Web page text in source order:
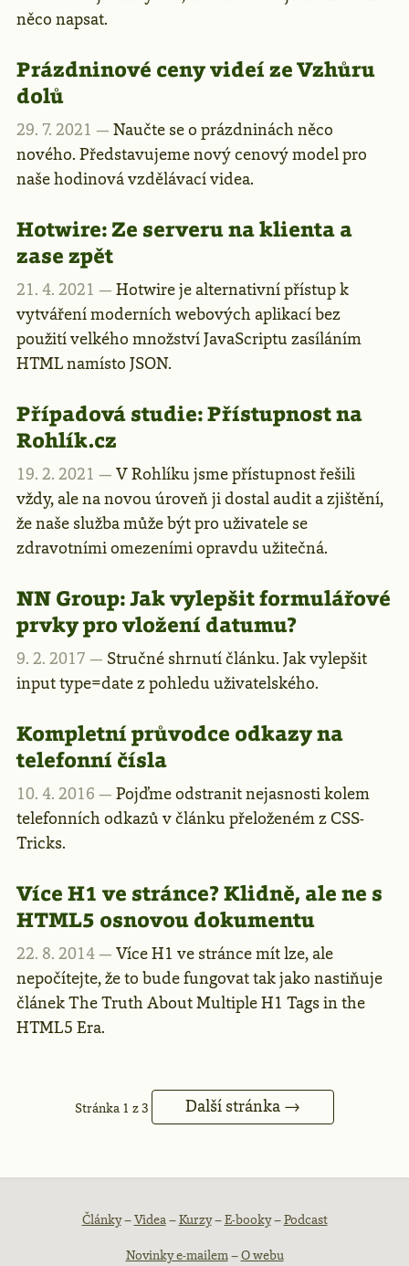
něco napsat.
Prázdninové ceny videí ze Vzhůru
dolů
29. 7. 2021 — Naučte se o prázdninách něco
nového. Představujeme nový cenový model pro
naše hodinová vzdělávací videa.
Hotwire: Ze serveru na klienta a
zase zpět
21. 4. 2021 — Hotwire je alternativní přístup k
vytváření moderních webových aplikací bez
použití velkého množství JavaScriptu zasíláním
HTML namísto JSON.
Případová studie: Přístupnost na
Rohlík.cz
19. 2. 2021 — V Rohlíku jsme přístupnost řešili
vždy, ale na novou úroveň ji dostal audit a zjištění,
že naše služba může být pro uživatele se
zdravotními omezeními opravdu užitečná.
NN Group: Jak vylepšit formulářové
prvky pro vložení datumu?
9. 2. 2017 — Stručné shrnutí článku. Jak vylepšit
input type=date z pohledu uživatelského.
Kompletní průvodce odkazy na
telefonní čísla
10. 4. 2016 — Pojďme odstranit nejasnosti kolem
telefonních odkazů v článku přeloženém z CSS-
Tricks.
Více H1 ve stránce? Klidně, ale ne s
HTML5 osnovou dokumentu
22. 8. 2014 — Více H1 ve stránce mít lze, ale
nepočítejte, že to bude fungovat tak jako nastiňuje
článek The Truth About Multiple H1 Tags in the
HTML5 Era.
Stránka 1 z 3 Další stránka →
Patička
Články–Videa–Kurzy–E-booky–Podcast
Novinky e-mailem–O webu